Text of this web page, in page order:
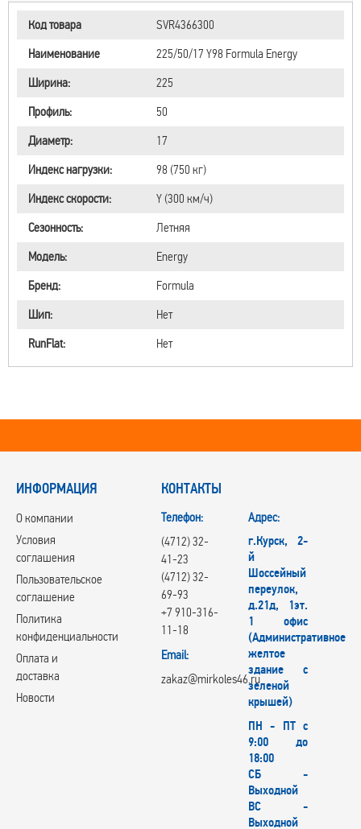
Код товара
SVR4366300
Наименование
225/50/17 Y98 Formula Energy
Ширина:
225
Профиль:
50
Диаметр:
17
Индекс нагрузки:
98 (750 кг)
Индекс скорости:
Y (300 км/ч)
Сезонность:
Летняя
Модель:
Energy
Бренд:
Formula
Шип:
Нет
RunFlat:
Нет
ИНФОРМАЦИЯ
О компании
Условия
соглашения
Пользовательское
соглашение
Политика
конфиденциальности
Оплата и
доставка
Новости
КОНТАКТЫ
Телефон:
(4712) 32-
41-23
(4712) 32-
69-93
+7 910-316-
11-18
Email:
zakaz@mirkoles46.ru
Адрес:
г.Курск, 2-
й
Шоссейный
переулок,
д.21д, 1эт.
1 офис
(Административное
желтое
здание с
зеленой
крышей)
ПН - ПТ с
9:00 до
18:00
СБ -
Выходной
ВС -
Выходной